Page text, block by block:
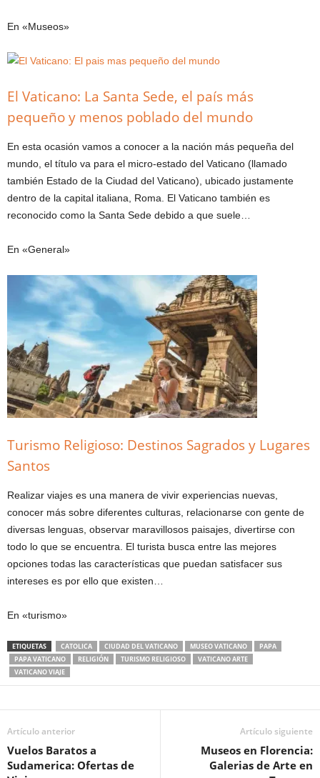
En «Museos»
El Vaticano: La Santa Sede, el país más
pequeño y menos poblado del mundo
En esta ocasión vamos a conocer a la nación más pequeña del
mundo, el título va para el micro-estado del Vaticano (llamado
también Estado de la Ciudad del Vaticano), ubicado justamente
dentro de la capital italiana, Roma. El Vaticano también es
reconocido como la Santa Sede debido a que suele…
En «General»
Turismo Religioso: Destinos Sagrados y Lugares
Santos
Realizar viajes es una manera de vivir experiencias nuevas,
conocer más sobre diferentes culturas, relacionarse con gente de
diversas lenguas, observar maravillosos paisajes, divertirse con
todo lo que se encuentra. El turista busca entre las mejores
opciones todas las características que puedan satisfacer sus
intereses es por ello que existen…
En «turismo»
ETIQUETAS CATOLICA CIUDAD DEL VATICANO MUSEO VATICANO
PAPA
PAPA VATICANO
RELIGIÓN TURISMO RELIGIOSO
VATICANO ARTE
VATICANO VIAJE
Artículo anterior
Vuelos Baratos a
Sudamerica: Ofertas de
Artículo siguiente
Museos en Florencia:
Galerias de Arte en